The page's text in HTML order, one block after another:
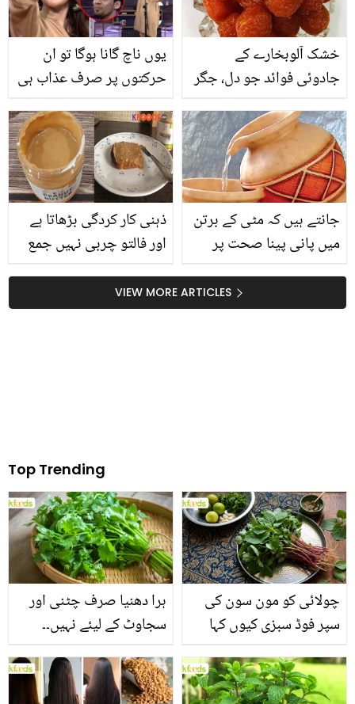
یوں ناچ گانا ہوگا تو ان
حرکتوں پر صرف عذاب ہی
سال کی بوڑھی ہو کر کیوں
ایسے کام کرتی ہیں؟
سوشل میڈیا صارفین بھڑک
اُٹھے
خشک آلوبخارے کے
جادوئی فوائد جو دل، جگر
کرے۔۔۔ جانیں اس کو
استعمال کرنے کا خاص
طریقہ
ذہنی کار کردگی بڑھاتا ہے
اور فالتو چربی نہیں جمع
پھلی کا مکھن کیوں کھلانا
چاہیے؟ جانیں اس کے اہم
جانتے ہیں کہ مٹی کے برتن
میں پانی پینا صحت پر
VIEW MORE ARTICLES
Top Trending
ہرا دھنیا صرف چٹنی اور
سجاوٹ کے لیئے نہیں۔۔
انگیز فوائد جو شاید ہی آپ
کو معلوم ہوں
چولائی کو مون سون کی
سپر فوڈ سبزی کیوں کہا
منرلز اور اینٹی آکسیڈنٹس
سے بھرپور اس سبزی کے